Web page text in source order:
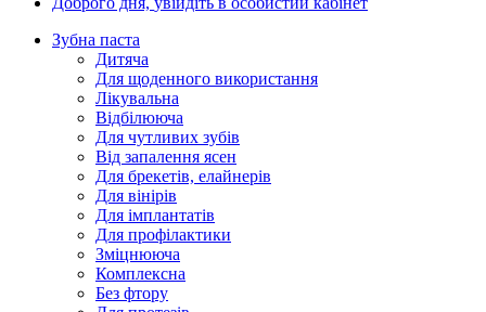
Зубна паста
Дитяча
Для щоденного використання
Лікувальна
Відбілююча
Для чутливих зубів
Від запалення ясен
Для брекетів, елайнерів
Для вінірів
Для імплантатів
Для профілактики
Зміцнююча
Комплексна
Без фтору